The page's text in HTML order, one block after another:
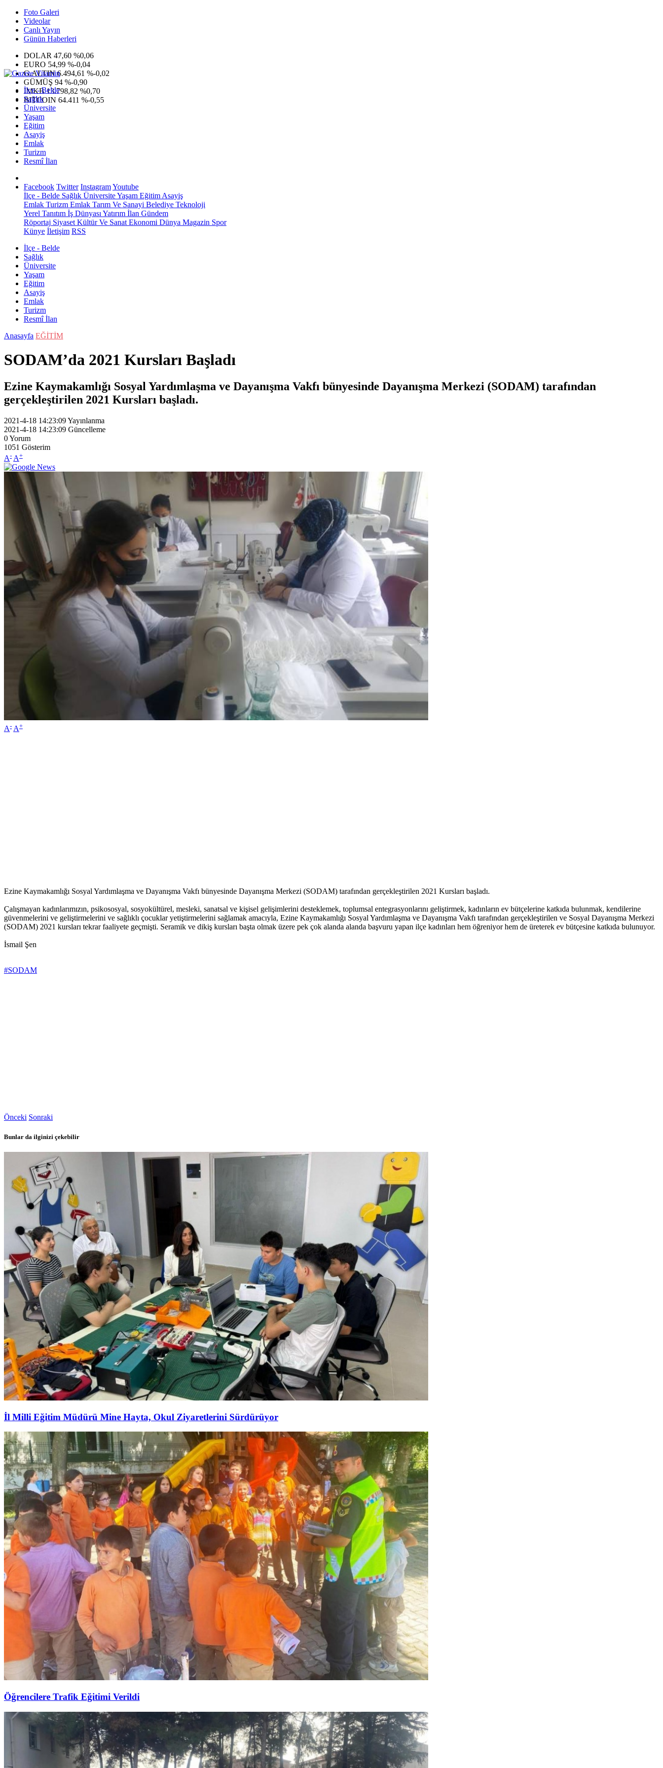
Foto Galeri
Videolar
Canlı Yayın
Günün Haberleri
DOLAR 47,60 %0,06
EURO 54,99 %-0,04
G.ALTIN6.494,61 %-0,02
GÜMÜŞ 94 %-0,90
IMKB13.798,82 %0,70
BITCOIN 64.411 %-0,55
İlçe - Belde
Sağlık
Üniversite
Yaşam
Eğitim
Asayiş
Emlak
Turizm
Resmî İlan
Facebook Twitter InstagramYoutube
İlçe - Belde Sağlık ÜniversiteYaşam Eğitim Asayiş
Emlak Turizm Emlak Tarım Ve Sanayi Belediye Teknoloji
Yerel Tanıtım İş Dünyası Yatırım İlan Gündem
Röportaj Siyaset Kültür Ve Sanat Ekonomi Dünya Magazin Spor
Künye İletişim RSS
İlçe - Belde
Sağlık
Üniversite
Yaşam
Eğitim
Asayiş
Emlak
Turizm
Resmî İlan
Anasayfa EĞİTİM
SODAM’da 2021 Kursları Başladı
Ezine Kaymakamlığı Sosyal Yardımlaşma ve Dayanışma Vakfı bünyesinde Dayanışma Merkezi (SODAM) tarafından
gerçekleştirilen 2021 Kursları başladı.
2021-4-18 14:23:09Yayınlanma
2021-4-18 14:23:09 Güncelleme
0Yorum
1051 Gösterim
A- A+
A- A+
Ezine Kaymakamlığı Sosyal Yardımlaşma ve Dayanışma Vakfı bünyesinde Dayanışma Merkezi (SODAM) tarafından gerçekleştirilen 2021 Kursları başladı.
Çalışmayan kadınlarımızın, psikososyal, sosyokültürel, mesleki, sanatsal ve kişisel gelişimlerini desteklemek, toplumsal entegrasyonlarını geliştirmek, kadınların ev bütçelerine katkıda bulunmak, kendilerine
güvenmelerini ve geliştirmelerini ve sağlıklı çocuklar yetiştirmelerini sağlamak amacıyla, Ezine Kaymakamlığı Sosyal Yardımlaşma ve Dayanışma Vakfı tarafından gerçekleştirilen ve Sosyal Dayanışma Merkezi
(SODAM) 2021 kursları tekrar faaliyete geçmişti. Seramik ve dikiş kursları başta olmak üzere pek çok alanda alanda başvuru yapan ilçe kadınları hem öğreniyor hem de üreterek ev bütçesine katkıda bulunuyor.
İsmail Şen
#SODAM
Önceki Sonraki
Bunlar da ilginizi çekebilir
İl Milli Eğitim Müdürü Mine Hayta, Okul Ziyaretlerini Sürdürüyor
Öğrencilere Trafik Eğitimi Verildi